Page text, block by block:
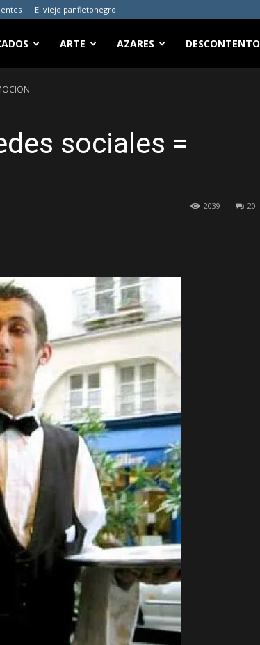
El viejo panfletonegro
ARTE AZARES DESCONTENTO
sociales =
20
2039